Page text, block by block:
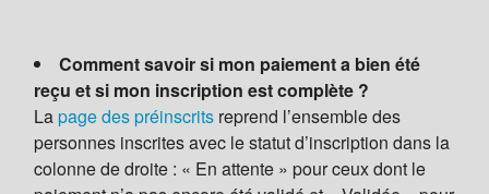
Comment savoir si mon paiement a bien été
reçu et si mon inscription est complète ?
Lapage des préinscrits reprend l’ensemble des
personnes inscrites avec le statut d’inscription dans la
colonne de droite : « En attente » pour ceux dont le